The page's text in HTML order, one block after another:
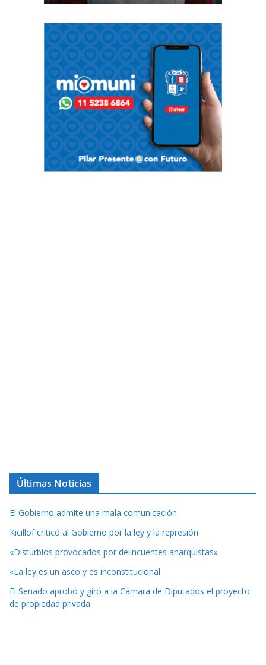
Últimas Noticias
El Gobierno admite una mala comunicación
Kicillof criticó al Gobierno por la ley y la represión
«Disturbios provocados por delincuentes anarquistas»
«La ley es un asco y es inconstitucional
El Senado aprobó y giró a la Cámara de Diputados el proyecto
de propiedad privada